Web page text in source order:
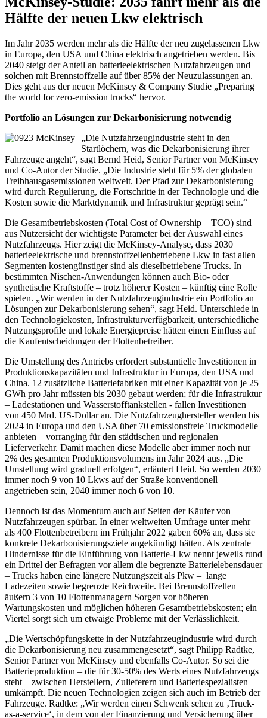
Hälfte der neuen Lkw elektrisch
Im Jahr 2035 werden mehr als die Hälfte der neu zugelassenen Lkw
in Europa, den USA und China elektrisch angetrieben werden. Bis
2040 steigt der Anteil an batterieelektrischen Nutzfahrzeugen und
solchen mit Brennstoffzelle auf über 85% der Neuzulassungen an.
Dies geht aus der neuen McKinsey & Company Studie „Preparing
the world for zero-emission trucks“ hervor.
Portfolio an Lösungen zur Dekarbonisierung notwendig
„Die Nutzfahrzeugindustrie steht in den
Startlöchern, was die Dekarbonisierung ihrer
Fahrzeuge angeht“, sagt Bernd Heid, Senior Partner von McKinsey
und Co-Autor der Studie. „Die Industrie steht für 5% der globalen
Treibhausgasemissionen weltweit. Der Pfad zur Dekarbonisierung
wird durch Regulierung, die Fortschritte in der Technologie und die
Kosten sowie die Marktdynamik und Infrastruktur geprägt sein.“
Die Gesamtbetriebskosten (Total Cost of Ownership – TCO) sind
aus Nutzersicht der wichtigste Parameter bei der Auswahl eines
Nutzfahrzeugs. Hier zeigt die McKinsey-Analyse, dass 2030
batterieelektrische und brennstoffzellenbetriebene Lkw in fast allen
Segmenten kostengünstiger sind als dieselbetriebene Trucks. In
bestimmten Nischen-Anwendungen können auch Bio- oder
synthetische Kraftstoffe – trotz höherer Kosten – künftig eine Rolle
spielen. „Wir werden in der Nutzfahrzeugindustrie ein Portfolio an
Lösungen zur Dekarbonisierung sehen“, sagt Heid. Unterschiede in
den Technologiekosten, Infrastrukturverfügbarkeit, unterschiedliche
Nutzungsprofile und lokale Energiepreise hätten einen Einfluss auf
die Kaufentscheidungen der Flottenbetreiber.
Die Umstellung des Antriebs erfordert substantielle Investitionen in
Produktionskapazitäten und Infrastruktur in Europa, den USA und
China. 12 zusätzliche Batteriefabriken mit einer Kapazität von je 25
GWh pro Jahr müssten bis 2030 gebaut werden; für die Infrastruktur
– Ladestationen und Wasserstofftankstellen - fallen Investitionen
von 450 Mrd. US-Dollar an. Die Nutzfahrzeughersteller werden bis
2024 in Europa und den USA über 70 emissionsfreie Truckmodelle
anbieten – vorranging für den städtischen und regionalen
Lieferverkehr. Damit machen diese Modelle aber immer noch nur
2% des gesamten Produktionsvolumens im Jahr 2024 aus. „Die
Umstellung wird graduell erfolgen“, erläutert Heid. So werden 2030
immer noch 9 von 10 Lkws auf der Straße konventionell
angetrieben sein, 2040 immer noch 6 von 10.
Dennoch ist das Momentum auch auf Seiten der Käufer von
Nutzfahrzeugen spürbar. In einer weltweiten Umfrage unter mehr
als 400 Flottenbetreibern im Frühjahr 2022 gaben 60% an, dass sie
konkrete Dekarbonisierungsziele angekündigt hätten. Als zentrale
Hindernisse für die Einführung von Batterie-Lkw nennt jeweils rund
ein Drittel der Befragten vor allem die begrenzte Batterielebensdauer
– Trucks haben eine längere Nutzungszeit als Pkw – lange
Ladezeiten sowie begrenzte Reichweite. Bei Brennstoffzellen
äußern 3 von 10 Flottenmanagern Sorgen vor höheren
Wartungskosten und möglichen höheren Gesamtbetriebskosten; ein
Viertel sorgt sich um etwaige Probleme mit der Verlässlichkeit.
„Die Wertschöpfungskette in der Nutzfahrzeugindustrie wird durch
die Dekarbonisierung neu zusammengesetzt“, sagt Philipp Radtke,
Senior Partner von McKinsey und ebenfalls Co-Autor. So sei die
Batterieproduktion – die für 30-50% des Werts eines Nutzfahrzeugs
steht – zwischen Herstellern, Zulieferern und Batteriespezialisten
umkämpft. Die neuen Technologien zeigen sich auch im Betrieb der
Fahrzeuge. Radtke: „Wir werden einen Schwenk sehen zu ‚Truck-
as-a-service‘, in dem von der Finanzierung und Versicherung über